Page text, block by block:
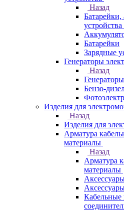
Назад
Батарейки,
устройства
Батарейки
Зарядные
Генераторы
Назад
Бензо-
Изделия для
Назад
Изделия для
Арматура
материалы
Назад
Арматура
материалы
Кабельные